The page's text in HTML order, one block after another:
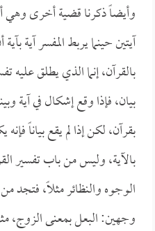
وأيضاً ذكرنا قضية أخرى وهي
آيتين حينما يربط المفسر آية
بالقرآن، إنما الذي يطلق عليه
بيان، فإذا وقع إشكال في آية
بقرآن، لكن إذا لم يقع بياناً
بالآية، وليس من باب تفسير
الوجوه والنظائر مثلاً، فتجد
وجهين: البعل بمعنى الزوج،